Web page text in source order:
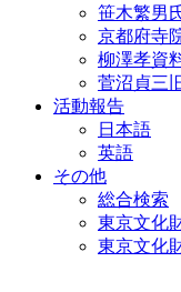
笹木繁男
京都府寺
柳澤孝資
菅沼貞三
活動報告
日本語
英語
その他
総合検索
東京文化
東京文化